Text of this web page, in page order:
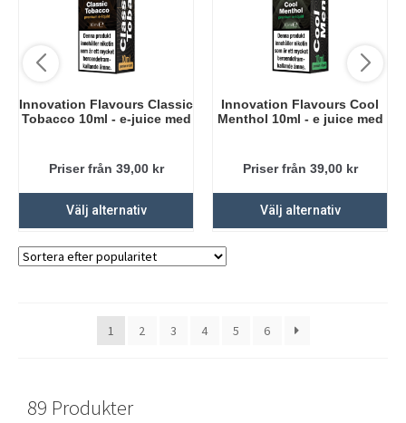
Innovation Flavours Classic
Tobacco 10ml - e-juice med
Priser från 39,00 kr
Välj alternativ
Innovation Flavours Cool
Menthol 10ml - e juice med
Priser från 39,00 kr
Välj alternativ
1 2 3 4 5 6
89 Produkter